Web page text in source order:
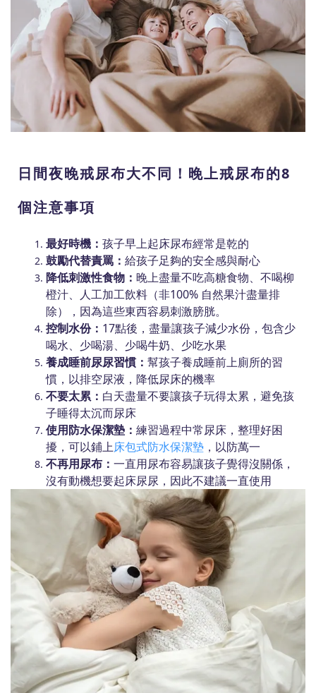
日間夜晚戒尿布大不同！晚上戒尿布的8
個注意事項
最好時機： 孩子早上起床尿布經常是乾的
鼓勵代替責罵： 給孩子足夠的安全感與耐心
降低刺激性食物： 晚上盡量不吃高糖食物、不喝柳
橙汁、人工加工飲料（非100% 自然果汁盡量排
除），因為這些東西容易刺激膀胱。
控制水份： 17點後，盡量讓孩子減少水份，包含少
喝水、少喝湯、少喝牛奶、少吃水果
養成睡前尿尿習慣： 幫孩子養成睡前上廁所的習
慣，以排空尿液，降低尿床的機率
不要太累： 白天盡量不要讓孩子玩得太累，避免孩
子睡得太沉而尿床
使用防水保潔墊： 練習過程中常尿床，整理好困
擾，可以鋪上床包式防水保潔墊 ，以防萬一
不再用尿布： 一直用尿布容易讓孩子覺得沒關係，
沒有動機想要起床尿尿，因此不建議一直使用